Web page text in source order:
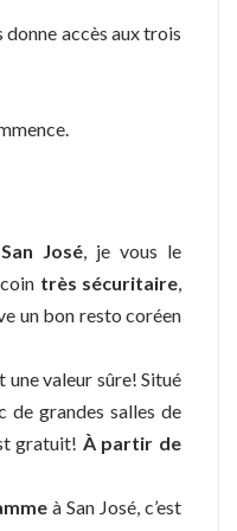
accès aux trois
José, je vous le
très sécuritaire,
un bon resto coréen
une valeur sûre! Situé
de grandes salles de
gratuit! À partir de
à San José, c’est